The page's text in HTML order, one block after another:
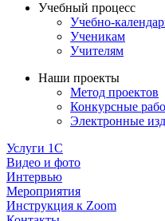
Учебный процесс
Учебно-
Ученикам
Учителям
Наши проекты
Метод проектов
Конкурсные
Электронные
Услуги 1C
Видео и фото
Интервью
Мероприятия
Инструкция к Zoom